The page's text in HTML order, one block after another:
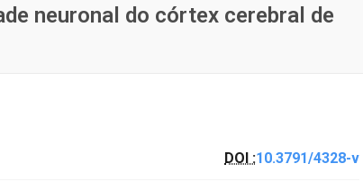
neuronal do córtex cerebral de
DOI :10.3791/4328-v